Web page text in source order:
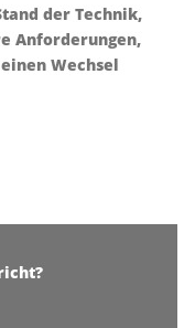
der Technik,
Anforderungen,
Wechsel